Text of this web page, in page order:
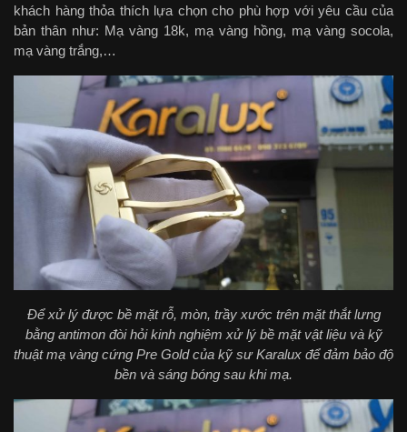
khách hàng thỏa thích lựa chọn cho phù hợp với yêu cầu của
bản thân như: Mạ vàng 18k, mạ vàng hồng, mạ vàng socola,
mạ vàng trắng,…
Để xử lý được bề mặt rỗ, mòn, trầy xước trên mặt thắt lưng
bằng antimon đòi hỏi kinh nghiệm xử lý bề mặt vật liệu và kỹ
thuật mạ vàng cứng Pre Gold của kỹ sư Karalux để đảm bảo độ
bền và sáng bóng sau khi mạ.